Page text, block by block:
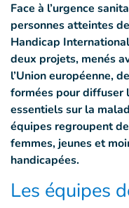
Face à l’urgence
personnes atteintes
Handicap
deux projets, menés
l’Union européenne,
formées pour diffuser
essentiels sur la
équipes regroupent
femmes, jeunes et
handicapées.
Les équipes